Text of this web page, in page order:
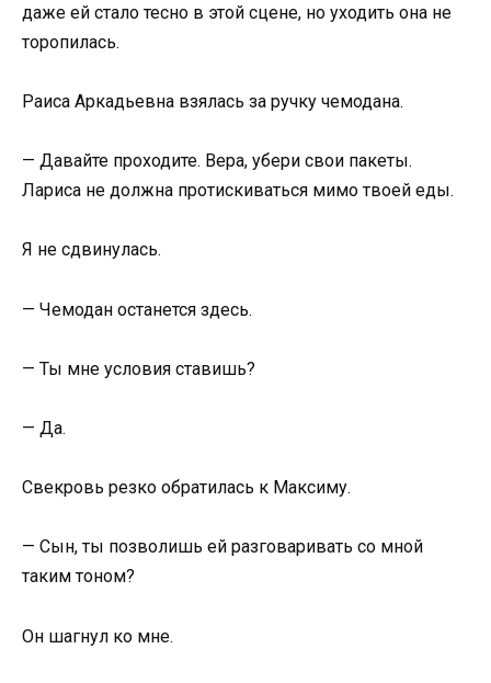
даже ей стало тесно в этой сцене, но уходить она не
торопилась.
Раиса Аркадьевна взялась за ручку чемодана.
— Давайте проходите. Вера, убери свои пакеты.
Лариса не должна протискиваться мимо твоей еды.
Я не сдвинулась.
— Чемодан останется здесь.
— Ты мне условия ставишь?
— Да.
Свекровь резко обратилась к Максиму.
— Сын, ты позволишь ей разговаривать со мной
таким тоном?
Он шагнул ко мне.